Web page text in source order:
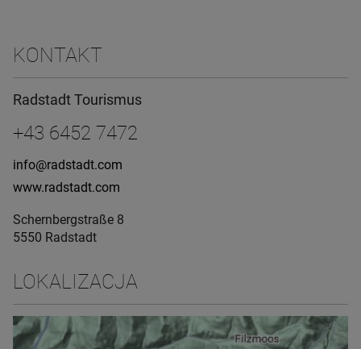
KONTAKT
Radstadt Tourismus
+43 6452 7472
info@radstadt.com
www.radstadt.com
Schernbergstraße 8
5550 Radstadt
LOKALIZACJA